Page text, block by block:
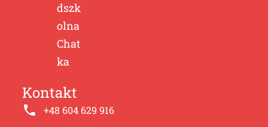
dszk
olna
Chat
ka
Kontakt
+48 604 629 916